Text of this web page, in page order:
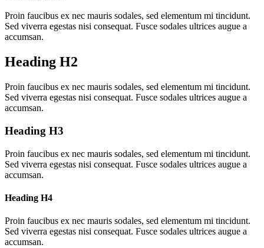
Proin faucibus ex nec mauris sodales, sed elementum mi tincidunt.
Sed viverra egestas nisi consequat. Fusce sodales ultrices augue a
accumsan.
Heading H2
Proin faucibus ex nec mauris sodales, sed elementum mi tincidunt.
Sed viverra egestas nisi consequat. Fusce sodales ultrices augue a
accumsan.
Heading H3
Proin faucibus ex nec mauris sodales, sed elementum mi tincidunt.
Sed viverra egestas nisi consequat. Fusce sodales ultrices augue a
accumsan.
Heading H4
Proin faucibus ex nec mauris sodales, sed elementum mi tincidunt.
Sed viverra egestas nisi consequat. Fusce sodales ultrices augue a
accumsan.